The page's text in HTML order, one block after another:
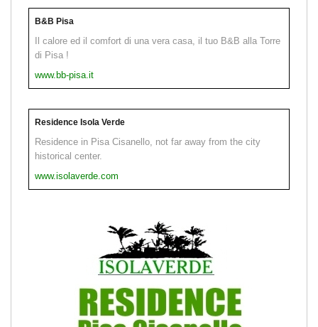
B&B Pisa
Il calore ed il comfort di una vera casa, il tuo B&B alla Torre
di Pisa !
www.bb-pisa.it
Residence Isola Verde
Residence in Pisa Cisanello, not far away from the city
historical center.
www.isolaverde.com